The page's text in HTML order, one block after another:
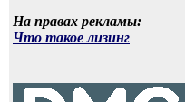
На правах рекламы:
Что такое лизинг